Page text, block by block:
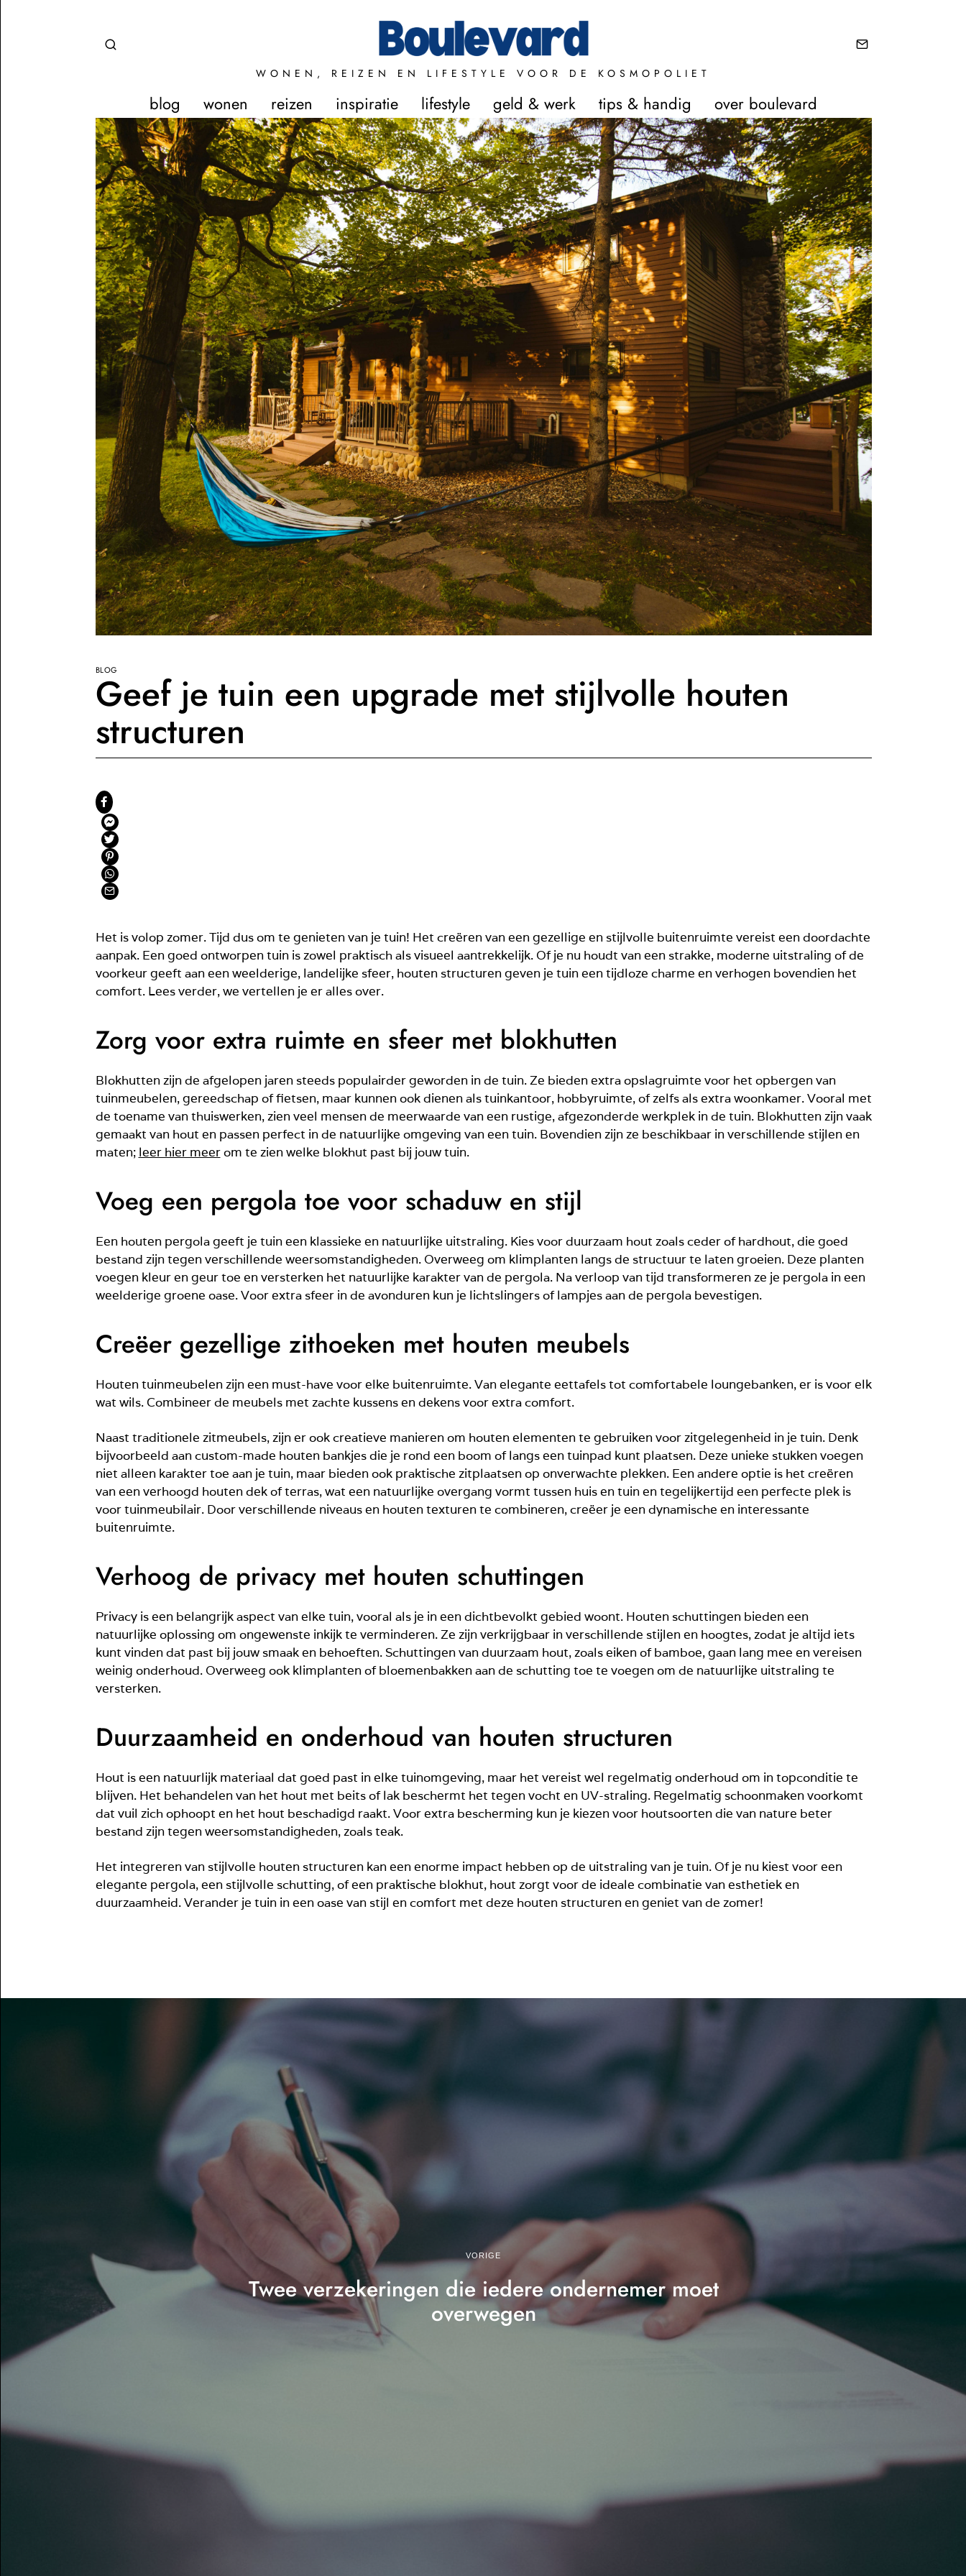
WONEN, REIZEN EN LIFESTYLE VOOR DE KOSMOPOLIET
blog wonen reizen inspiratie lifestyle geld & werk tips & handig over boulevard
BLOG
Geef je tuin een upgrade met stijlvolle houten
structuren
Het is volop zomer. Tijd dus om te genieten van je tuin! Het creëren van een gezellige en stijlvolle buitenruimte vereist een doordachte
aanpak. Een goed ontworpen tuin is zowel praktisch als visueel aantrekkelijk. Of je nu houdt van een strakke, moderne uitstraling of de
voorkeur geeft aan een weelderige, landelijke sfeer, houten structuren geven je tuin een tijdloze charme en verhogen bovendien het
comfort. Lees verder, we vertellen je er alles over.
Zorg voor extra ruimte en sfeer met blokhutten
Blokhutten zijn de afgelopen jaren steeds populairder geworden in de tuin. Ze bieden extra opslagruimte voor het opbergen van
tuinmeubelen, gereedschap of fietsen, maar kunnen ook dienen als tuinkantoor, hobbyruimte, of zelfs als extra woonkamer. Vooral met
de toename van thuiswerken, zien veel mensen de meerwaarde van een rustige, afgezonderde werkplek in de tuin. Blokhutten zijn vaak
gemaakt van hout en passen perfect in de natuurlijke omgeving van een tuin. Bovendien zijn ze beschikbaar in verschillende stijlen en
maten; leer hier meerom te zien welke blokhut past bij jouw tuin.
Voeg een pergola toe voor schaduw en stijl
Een houten pergola geeft je tuin een klassieke en natuurlijke uitstraling. Kies voor duurzaam hout zoals ceder of hardhout, die goed
bestand zijn tegen verschillende weersomstandigheden. Overweeg om klimplanten langs de structuur te laten groeien. Deze planten
voegen kleur en geur toe en versterken het natuurlijke karakter van de pergola. Na verloop van tijd transformeren ze je pergola in een
weelderige groene oase. Voor extra sfeer in de avonduren kun je lichtslingers of lampjes aan de pergola bevestigen.
Creëer gezellige zithoeken met houten meubels
Houten tuinmeubelen zijn een must-have voor elke buitenruimte. Van elegante eettafels tot comfortabele loungebanken, er is voor elk
wat wils. Combineer de meubels met zachte kussens en dekens voor extra comfort.
Naast traditionele zitmeubels, zijn er ook creatieve manieren om houten elementen te gebruiken voor zitgelegenheid in je tuin. Denk
bijvoorbeeld aan custom-made houten bankjes die je rond een boom of langs een tuinpad kunt plaatsen. Deze unieke stukken voegen
niet alleen karakter toe aan je tuin, maar bieden ook praktische zitplaatsen op onverwachte plekken. Een andere optie is het creëren
van een verhoogd houten dek of terras, wat een natuurlijke overgang vormt tussen huis en tuin en tegelijkertijd een perfecte plek is
voor tuinmeubilair. Door verschillende niveaus en houten texturen te combineren, creëer je een dynamische en interessante
buitenruimte.
Verhoog de privacy met houten schuttingen
Privacy is een belangrijk aspect van elke tuin, vooral als je in een dichtbevolkt gebied woont. Houten schuttingen bieden een
natuurlijke oplossing om ongewenste inkijk te verminderen. Ze zijn verkrijgbaar in verschillende stijlen en hoogtes, zodat je altijd iets
kunt vinden dat past bij jouw smaak en behoeften. Schuttingen van duurzaam hout, zoals eiken of bamboe, gaan lang mee en vereisen
weinig onderhoud. Overweeg ook klimplanten of bloemenbakken aan de schutting toe te voegen om de natuurlijke uitstraling te
versterken.
Duurzaamheid en onderhoud van houten structuren
Hout is een natuurlijk materiaal dat goed past in elke tuinomgeving, maar het vereist wel regelmatig onderhoud om in topconditie te
blijven. Het behandelen van het hout met beits of lak beschermt het tegen vocht en UV-straling. Regelmatig schoonmaken voorkomt
dat vuil zich ophoopt en het hout beschadigd raakt. Voor extra bescherming kun je kiezen voor houtsoorten die van nature beter
bestand zijn tegen weersomstandigheden, zoals teak.
Het integreren van stijlvolle houten structuren kan een enorme impact hebben op de uitstraling van je tuin. Of je nu kiest voor een
elegante pergola, een stijlvolle schutting, of een praktische blokhut, hout zorgt voor de ideale combinatie van esthetiek en
duurzaamheid. Verander je tuin in een oase van stijl en comfort met deze houten structuren en geniet van de zomer!
VORIGE
Twee verzekeringen die iedere ondernemer moet
overwegen